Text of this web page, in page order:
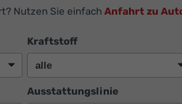
Nutzen Sie einfach Anfahrt zu
Kraftstoff
Ausstattungslinie